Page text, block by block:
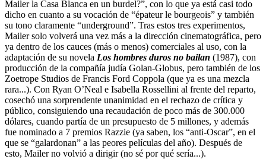
Mailer la Casa Blanca en un burdel?”, con lo que ya está casi todo
dicho en cuanto a su vocación de “épateur le bourgeois” y también
su tono claramente “underground”. Tras estos tres experimentos,
Mailer solo volverá una vez más a la dirección cinematográfica, pero
ya dentro de los cauces (más o menos) comerciales al uso, con la
adaptación de su novela Los hombres duros no bailan (1987), con
producción de la compañía judía Golan-Globus, pero también de los
Zoetrope Studios de Francis Ford Coppola (que ya es una mezcla
rara...). Con Ryan O’Neal e Isabella Rossellini al frente del reparto,
cosechó una sorprendente unanimidad en el rechazo de crítica y
público, consiguiendo una recaudación de poco más de 300.000
dólares, cuando partía de un presupuesto de 5 millones, y además
fue nominado a 7 premios Razzie (ya saben, los “anti-Oscar”, en el
que se “galardonan” a las peores películas del año). Después de
esto, Mailer no volvió a dirigir (no sé por qué sería...).